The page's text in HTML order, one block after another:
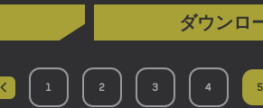
ダウンロ
1 2 3 4 5